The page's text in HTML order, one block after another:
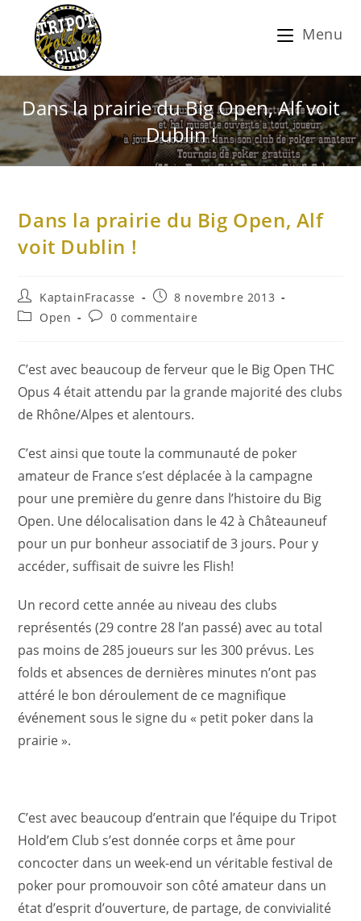
Menu
Dans la prairie du Big Open, Alf voit
Dublin !
Dans la prairie du Big Open, Alf
voit Dublin !
KaptainFracasse
8 novembre 2013
Open
0 commentaire
C’est avec beaucoup de ferveur que le Big Open THC
Opus 4 était attendu par la grande majorité des clubs
de Rhône/Alpes et alentours.
C’est ainsi que toute la communauté de poker
amateur de France s’est déplacée à la campagne
pour une première du genre dans l’histoire du Big
Open. Une délocalisation dans le 42 à Châteauneuf
pour un pur bonheur associatif de 3 jours. Pour y
accéder, suffisait de suivre les Flish!
Un record cette année au niveau des clubs
représentés (29 contre 28 l’an passé) avec au total
pas moins de 285 joueurs sur les 300 prévus. Les
folds et absences de dernières minutes n’ont pas
attéré le bon déroulement de ce magnifique
événement sous le signe du « petit poker dans la
prairie ».
C’est avec beaucoup d’entrain que l’équipe du Tripot
Hold’em Club s’est donnée corps et âme pour
concocter dans un week-end un véritable festival de
poker pour promouvoir son côté amateur dans un
état d’esprit d’ouverture, de partage, de convivialité